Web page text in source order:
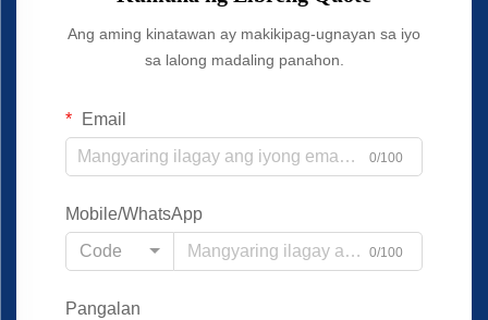
Ang aming kinatawan ay makikipag-ugnayan sa iyo
sa lalong madaling panahon.
Email
0/100
Mobile/WhatsApp
Code
0/100
Pangalan